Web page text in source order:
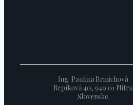
Ing. Paulína Brinichová
Repíková 40, 949 01 Nitra
Slovensko